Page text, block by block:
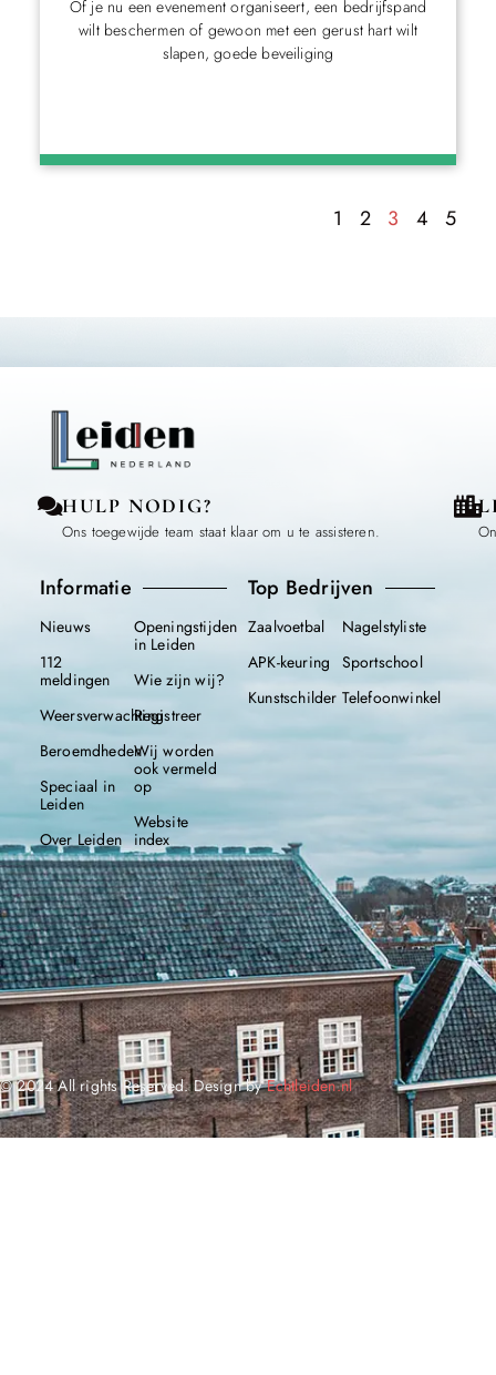
Of je nu een evenement organiseert, een bedrijfspand
wilt beschermen of gewoon met een gerust hart wilt
slapen, goede beveiliging
1 2 3 4 5
HULP NODIG?
Ons toegewijde team staat klaar om u te assisteren.
Informatie
Nieuws
112
meldingen
Weersverwachting
Beroemdheden
Speciaal in
Leiden
Over Leiden
Openingstijden
in Leiden
Wie zijn wij?
Registreer
Wij worden
ook vermeld
op
Website
index
Top Bedrijven
Zaalvoetbal
APK-keuring
Kunstschilder
Nagelstyliste
Sportschool
Telefoonwinkel
© 2024 All rights Reserved. Design byEchtleiden.nl